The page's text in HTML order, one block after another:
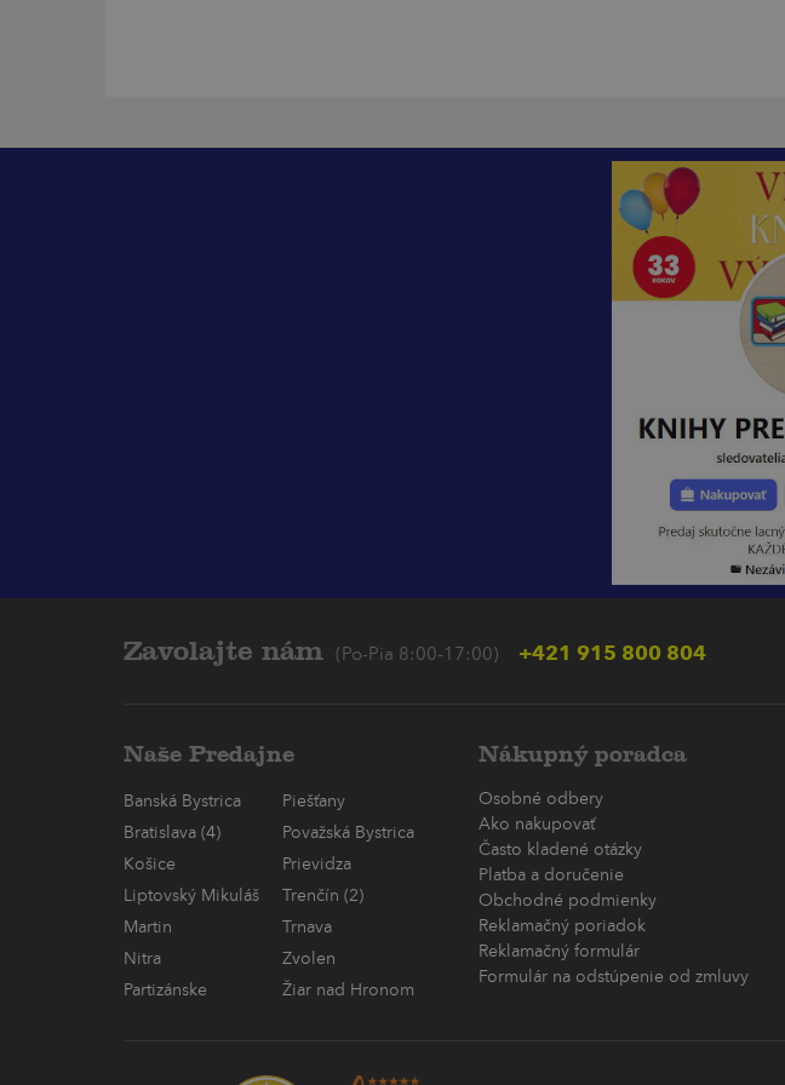
Zavolajte nám (Po-Pia 8:00-17:00) +421 915 800 804
Naše Predajne
Banská Bystrica
Piešťany
Bratislava (4)
Považská Bystrica
Košice
Prievidza
Liptovský Mikuláš
Trenčín (2)
Martin
Trnava
Nitra
Zvolen
Partizánske
Žiar nad Hronom
Nákupný poradca
Osobné odbery
Ako nakupovať
Často kladené otázky
Platba a doručenie
Obchodné podmienky
Reklamačný poriadok
Reklamačný formulár
Formulár na odstúpenie od zmluvy